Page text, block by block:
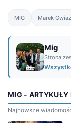
MIG Marek
Mig
Strona
MIG - ARTYKUŁY
Najnowsze